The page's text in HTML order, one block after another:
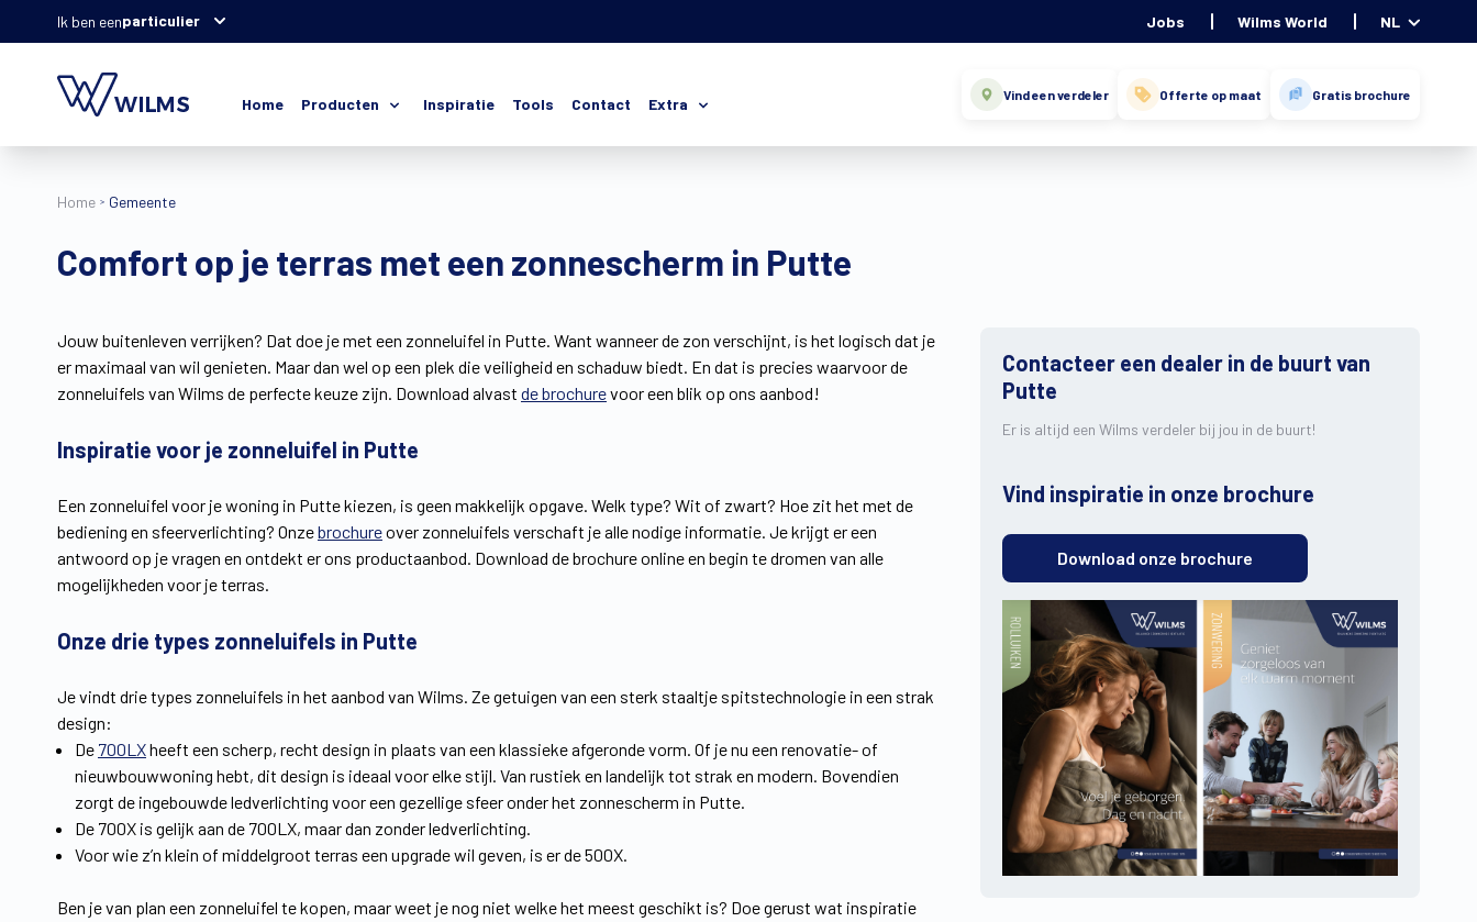
Ik ben eenparticulier Jobs Wilms World NL
Home Producten Inspiratie Tools Contact Extra Vind een verdeler Offerte op maat Gratis brochure
Home Gemeente
Comfort op je terras met een zonnescherm in Putte
Jouw buitenleven verrijken? Dat doe je met een zonneluifel in Putte. Want wanneer de zon verschijnt, is het logisch dat je
er maximaal van wil genieten. Maar dan wel op een plek die veiligheid en schaduw biedt. En dat is precies waarvoor de
zonneluifels van Wilms de perfecte keuze zijn. Download alvast de brochurevoor een blik op ons aanbod!
Inspiratie voor je zonneluifel in Putte
Een zonneluifel voor je woning in Putte kiezen, is geen makkelijk opgave. Welk type? Wit of zwart? Hoe zit het met de
bediening en sfeerverlichting? Onzebrochureover zonneluifels verschaft je alle nodige informatie. Je krijgt er een
antwoord op je vragen en ontdekt er ons productaanbod. Download de brochure online en begin te dromen van alle
mogelijkheden voor je terras.
Onze drie types zonneluifels in Putte
Je vindt drie types zonneluifels in het aanbod van Wilms. Ze getuigen van een sterk staaltje spitstechnologie in een strak
design:
De 700LXheeft een scherp, recht design in plaats van een klassieke afgeronde vorm. Of je nu een renovatie- of
nieuwbouwwoning hebt, dit design is ideaal voor elke stijl. Van rustiek en landelijk tot strak en modern. Bovendien
zorgt de ingebouwde ledverlichting voor een gezellige sfeer onder het zonnescherm in Putte.
De 700X is gelijk aan de 700LX, maar dan zonder ledverlichting.
Voor wie z’n klein of middelgroot terras een upgrade wil geven, is er de 500X.
Ben je van plan een zonneluifel te kopen, maar weet je nog niet welke het meest geschikt is? Doe gerust wat inspiratie
Contacteer een dealer in de buurt van
Putte
Er is altijd een Wilms verdeler bij jou in de buurt!
Vind inspiratie in onze brochure
Download onze brochure